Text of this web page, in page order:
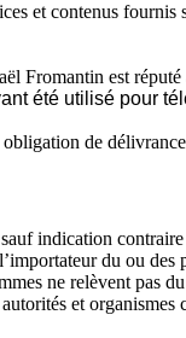
et contenus
Fromantin est
été utilisé pour
de
indication
du ou
ne relèvent pas
et